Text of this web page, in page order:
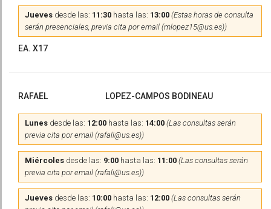
Jueves desde las: 11:30 hasta las: 13:00 (Estas horas de consulta
serán presenciales, previa cita por email (mlopez15@us.es))
EA. X17
RAFAEL LOPEZ-CAMPOS BODINEAU
Lunes desde las: 12:00 hasta las: 14:00 (Las consultas serán
previa cita por email (rafali@us.es))
Miércoles desde las: 9:00 hasta las: 11:00 (Las consultas serán
previa cita por email (rafali@us.es))
Jueves desde las: 10:00 hasta las: 12:00 (Las consultas serán